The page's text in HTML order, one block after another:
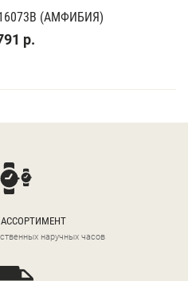
(АМФИБИЯ)
р.
наручных часов